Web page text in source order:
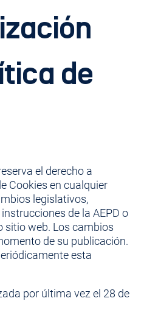
de
el derecho a
Cookies en cualquier
legislativos,
de la AEPD o
sitio web. Los cambios
de su publicación.
esta
por última vez el 28 de